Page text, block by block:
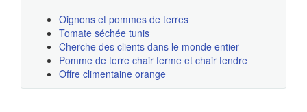
Oignons et pommes de terres
Tomate séchée tunis
Cherche des clients dans le monde entier
Pomme de terre chair ferme et chair tendre
Offre climentaine orange